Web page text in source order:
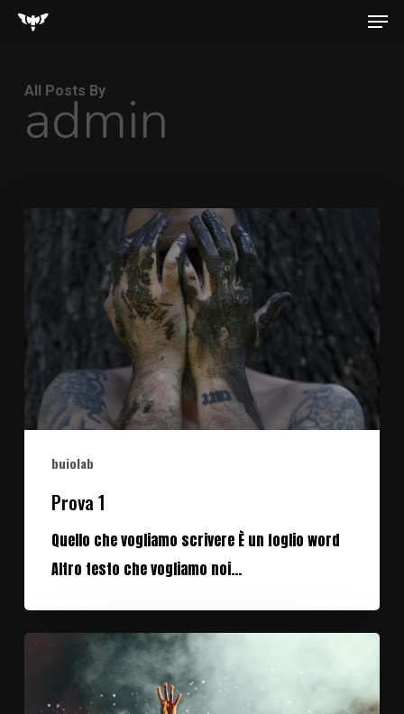
Skip
contentAll Posts By
admin
buiolab
Prova 1
Quello che vogliamo scrivere È un foglio word
Altro testo che vogliamo noi...
Be
Guest